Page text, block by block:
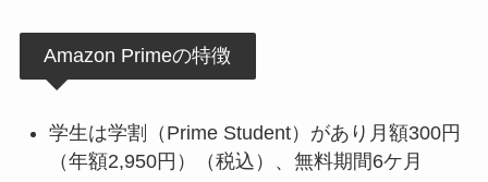
Amazon Primeの特徴
学生は学割（Prime Student）があり月額300円
（年額2,950円）（税込）、無料期間6ケ月